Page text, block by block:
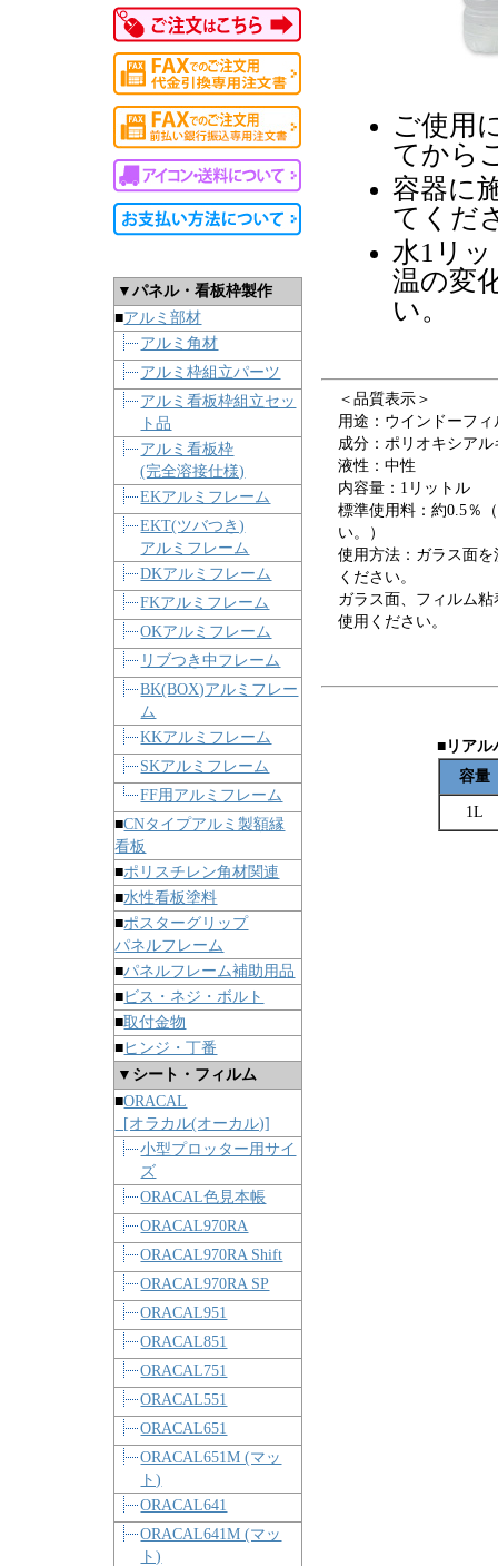
▼パネル・看板枠製作
■アルミ部材
アルミ角材
アルミ枠組立パーツ
アルミ看板枠組立セッ
ト品
アルミ看板枠
(完全溶接仕様)
EKアルミフレーム
EKT(ツバつき)
アルミフレーム
DKアルミフレーム
FKアルミフレーム
OKアルミフレーム
リブつき中フレーム
BK(BOX)アルミフレー
ム
KKアルミフレーム
SKアルミフレーム
FF用アルミフレーム
■CNタイプアルミ製額縁
看板
■ポリスチレン角材関連
■水性看板塗料
■ポスターグリップ
パネルフレーム
■パネルフレーム補助用品
■ビス・ネジ・ボルト
■取付金物
■ ヒンジ・丁番
▼シート・フィルム
■ORACAL
[オラカル(オーカル)]
小型プロッター用サイ
ズ
ORACAL色見本帳
ORACAL970RA
ORACAL970RA Shift
ORACAL970RA SP
ORACAL951
ORACAL851
ORACAL751
ORACAL551
ORACAL651
ORACAL651M (マッ
ト)
ORACAL641
ORACAL641M (マッ
ト)
ご使用
てから
容器に
てくだ
水1リ
温の変
い。
＜品質表示＞
用途：ウインドーフィ
成分：ポリオキシア
液性：中性
内容量：1リットル
標準使用料：約0.5％
い。）
使用方法：ガラス面
ください。
ガラス面、フィルム
使用ください。
■リアル
容量
1L